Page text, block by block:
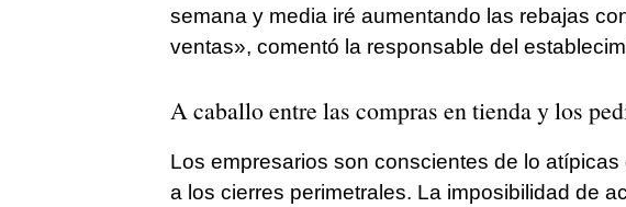
semana y media iré aumentando las rebajas
ventas», comentó la responsable del
A caballo entre las compras en tienda y los
Los empresarios son conscientes de lo
a los cierres perimetrales. La imposibilidad de